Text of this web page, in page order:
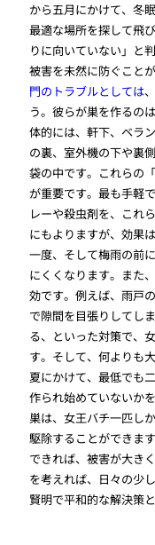
から五月にかけて、冬
最適な場所を探して飛
りに向いていない」と
被害を未然に防ぐこと
門のトラブルとしては
う。彼らが巣を作るの
体的には、軒下、ベラ
の裏、室外機の下や裏
袋の中です。これらの
が重要です。最も手軽
レーや殺虫剤を、これ
にもよりますが、効果
一度、そして梅雨の前
にくくなります。また
効です。例えば、雨戸
で隙間を目張りしてし
る、といった対策で、
す。そして、何よりも
夏にかけて、最低でも
作られ始めていないか
巣は、女王バチ一匹し
駆除することができま
できれば、被害が大き
を考えれば、日々の少
賢明で平和的な解決策